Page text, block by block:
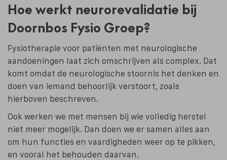
Hoe werkt neurorevalidatie bij
Doornbos Fysio Groep?
Fysiotherapie voor patiënten met neurologische
aandoeningen laat zich omschrijven als complex. Dat
komt omdat de neurologische stoornis het denken en
doen van iemand behoorlijk verstoort, zoals
hierboven beschreven.
Ook werken we met mensen bij wie volledig herstel
niet meer mogelijk. Dan doen we er samen alles aan
om hun functies en vaardigheden weer op te pikken,
en vooral het behouden daarvan.